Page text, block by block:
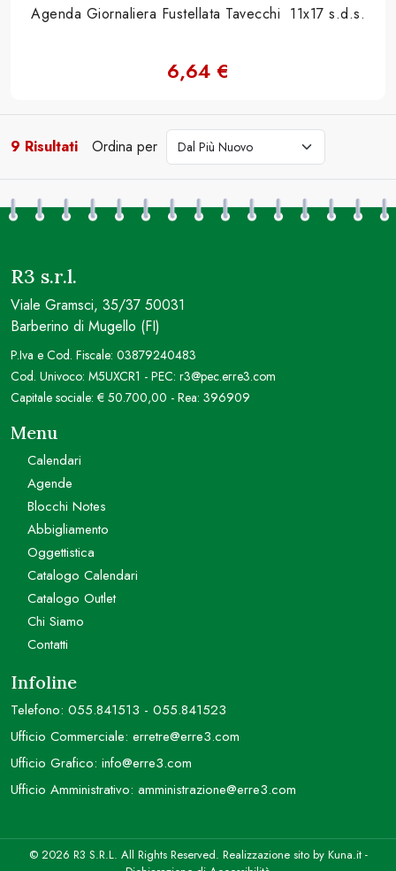
Agenda Giornaliera Fustellata Tavecchi 11x17 s.d.s.
6,64 €
9 Risultati Ordina per
cerca
R3 s.r.l.
Viale Gramsci, 35/37 50031
Barberino di Mugello (FI)
P.Iva e Cod. Fiscale: 03879240483
Cod. Univoco: M5UXCR1 - PEC: r3@pec.erre3.com
Capitale sociale: € 50.700,00 - Rea: 396909
Menu
Calendari
Agende
Blocchi Notes
Abbigliamento
Oggettistica
Catalogo Calendari
Catalogo Outlet
Chi Siamo
Contatti
Infoline
Telefono: 055.841513 - 055.841523
Ufficio Commerciale: erretre@erre3.com
Ufficio Grafico: info@erre3.com
Ufficio Amministrativo: amministrazione@erre3.com
© 2026 R3 S.R.L. All Rights Reserved. Realizzazione sito by Kuna.it-